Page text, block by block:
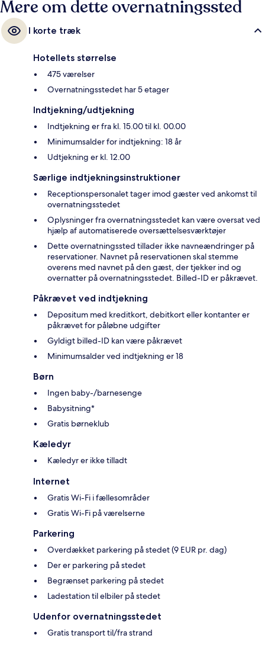
Mere om dette overnatningssted
I korte træk
Hotellets størrelse
475 værelser
Overnatningsstedet har 5 etager
Indtjekning/udtjekning
Indtjekning er fra kl. 15.00 til kl. 00.00
Minimumsalder for indtjekning: 18 år
Udtjekning er kl. 12.00
Særlige indtjekningsinstruktioner
Receptionspersonalet tager imod gæster ved ankomst til
overnatningsstedet
Oplysninger fra overnatningsstedet kan være oversat ved
hjælp af automatiserede oversættelsesværktøjer
Dette overnatningssted tillader ikke navneændringer på
reservationer. Navnet på reservationen skal stemme
overens med navnet på den gæst, der tjekker ind og
overnatter på overnatningsstedet. Billed-ID er påkrævet.
Påkrævet ved indtjekning
Depositum med kreditkort, debitkort eller kontanter er
påkrævet for påløbne udgifter
Gyldigt billed-ID kan være påkrævet
Minimumsalder ved indtjekning er 18
Børn
Ingen baby-/barnesenge
Babysitning*
Gratis børneklub
Kæledyr
Kæledyr er ikke tilladt
Internet
Gratis Wi-Fi i fællesområder
Gratis Wi-Fi på værelserne
Parkering
Overdækket parkering på stedet (9 EUR pr. dag)
Der er parkering på stedet
Begrænset parkering på stedet
Ladestation til elbiler på stedet
Udenfor overnatningsstedet
Gratis transport til/fra strand